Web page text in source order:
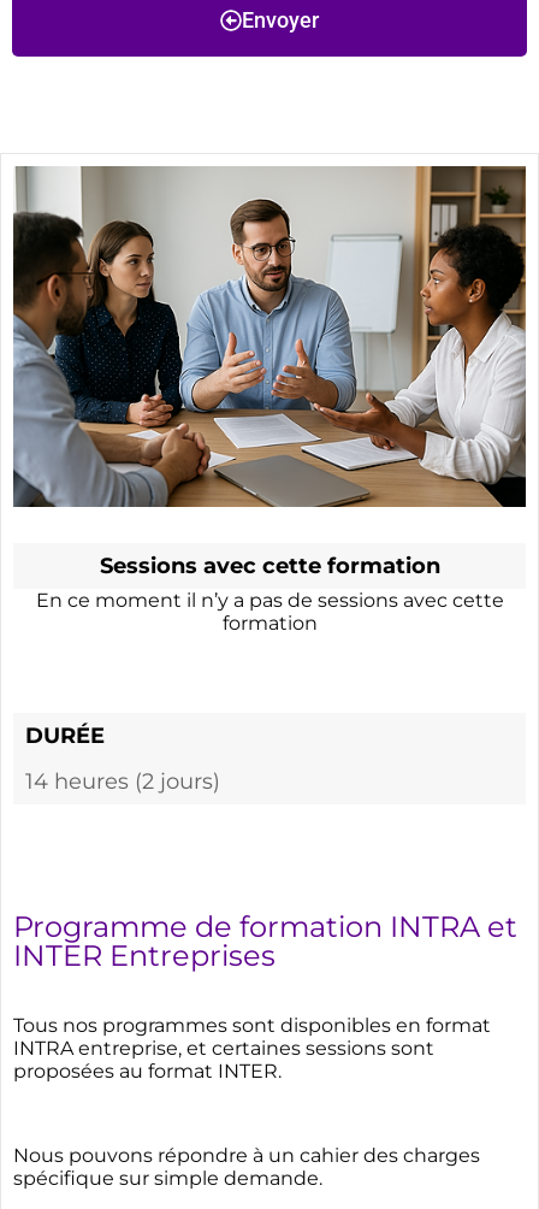
Envoyer
Sessions avec cette formation
En ce moment il n’y a pas de sessions avec cette
formation
DURÉE
14 heures (2 jours)
Programme de formation INTRA et
INTER Entreprises
Tous nos programmes sont disponibles en format
INTRA entreprise, et certaines sessions sont
proposées au format INTER.
Nous pouvons répondre à un cahier des charges
spécifique sur simple demande.